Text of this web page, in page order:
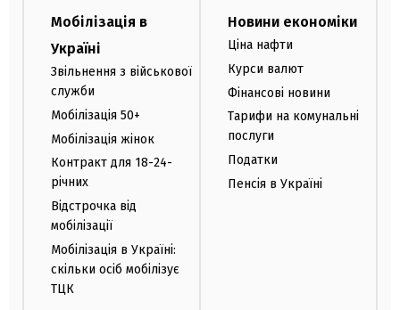
Мобілізація в
Україні
Звільнення з військової
служби
Мобілізація 50+
Мобілізація жінок
Контракт для 18-24-
річних
Відстрочка від
мобілізації
Мобілізація в Україні:
скільки осіб мобілізує
ТЦК
Новини економіки
Ціна нафти
Курси валют
Фінансові новини
Тарифи на комунальні
послуги
Податки
Пенсія в Україні